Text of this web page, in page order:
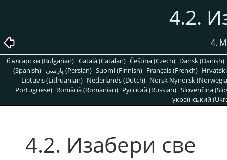
4.2.
4.
български (Bulgarian) Català (Catalan) Čeština (Czech) Dansk (Danish)
(Spanish)
پارسی (Persian) Suomi (Finnish) Français (French)
Lietuvis (Lithuanian) Nederlands (Dutch) Norsk Nynorsk
Portuguese) Română (Romanian) Pусский (Russian) Slovenčina
український
4.2. Изабери све